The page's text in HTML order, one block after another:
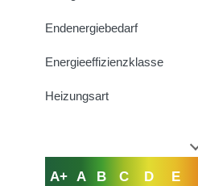
Endenergiebedarf
Energieeffizienzklasse
Heizungsart
A+ A B C D E